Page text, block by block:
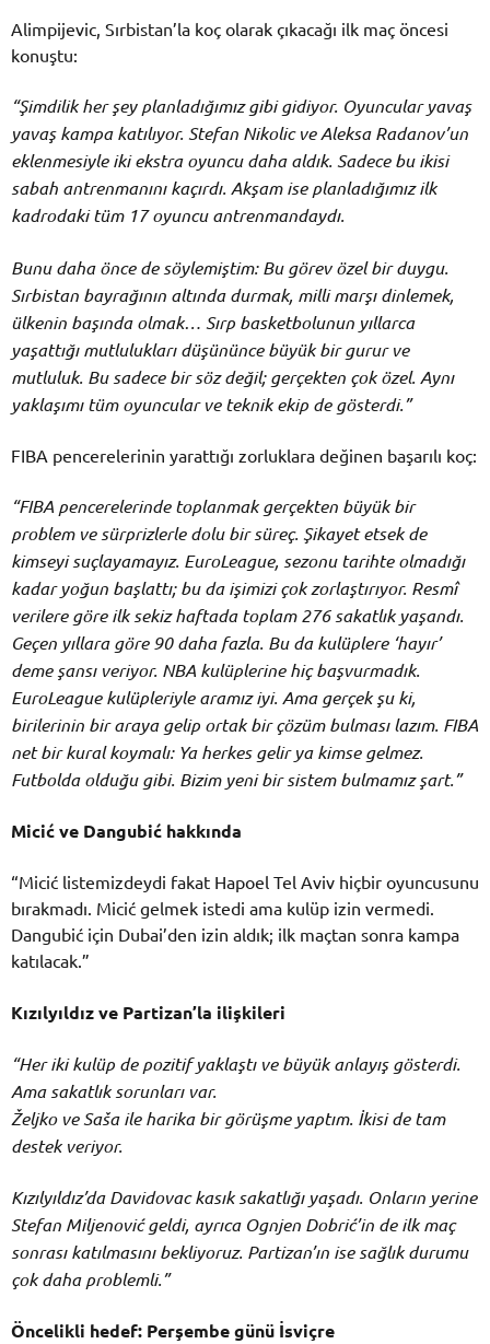
Alimpijevic, Sırbistan’la koç olarak çıkacağı ilk maç öncesi
konuştu:
“Şimdilik her şey planladığımız gibi gidiyor. Oyuncular yavaş
yavaş kampa katılıyor. Stefan Nikolic ve Aleksa Radanov’un
eklenmesiyle iki ekstra oyuncu daha aldık. Sadece bu ikisi
sabah antrenmanını kaçırdı. Akşam ise planladığımız ilk
kadrodaki tüm 17 oyuncu antrenmandaydı.
Bunu daha önce de söylemiştim: Bu görev özel bir duygu.
Sırbistan bayrağının altında durmak, milli marşı dinlemek,
ülkenin başında olmak… Sırp basketbolunun yıllarca
yaşattığı mutlulukları düşününce büyük bir gurur ve
mutluluk. Bu sadece bir söz değil; gerçekten çok özel. Aynı
yaklaşımı tüm oyuncular ve teknik ekip de gösterdi.”
FIBA pencerelerinin yarattığı zorluklara değinen başarılı koç:
“FIBA pencerelerinde toplanmak gerçekten büyük bir
problem ve sürprizlerle dolu bir süreç. Şikayet etsek de
kimseyi suçlayamayız. EuroLeague, sezonu tarihte olmadığı
kadar yoğun başlattı; bu da işimizi çok zorlaştırıyor. Resmî
verilere göre ilk sekiz haftada toplam 276 sakatlık yaşandı.
Geçen yıllara göre 90 daha fazla. Bu da kulüplere ‘hayır’
deme şansı veriyor. NBA kulüplerine hiç başvurmadık.
EuroLeague kulüpleriyle aramız iyi. Ama gerçek şu ki,
birilerinin bir araya gelip ortak bir çözüm bulması lazım. FIBA
net bir kural koymalı: Ya herkes gelir ya kimse gelmez.
Futbolda olduğu gibi. Bizim yeni bir sistem bulmamız şart.”
Micić ve Dangubić hakkında
“Micić listemizdeydi fakat Hapoel Tel Aviv hiçbir oyuncusunu
bırakmadı. Micić gelmek istedi ama kulüp izin vermedi.
Dangubić için Dubai’den izin aldık; ilk maçtan sonra kampa
katılacak.”
Kızılyıldız ve Partizan’la ilişkileri
“Her iki kulüp de pozitif yaklaştı ve büyük anlayış gösterdi.
Ama sakatlık sorunları var.
Željko ve Saša ile harika bir görüşme yaptım. İkisi de tam
destek veriyor.
Kızılyıldız’da Davidovac kasık sakatlığı yaşadı. Onların yerine
Stefan Miljenović geldi, ayrıca Ognjen Dobrić’in de ilk maç
sonrası katılmasını bekliyoruz. Partizan’ın ise sağlık durumu
çok daha problemli.”
Öncelikli hedef: Perşembe günü İsviçre